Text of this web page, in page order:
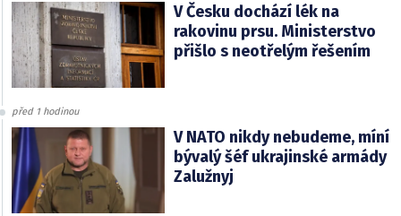
V Česku dochází lék na
rakovinu prsu. Ministerstvo
přišlo s neotřelým řešením
před 1 hodinou
V NATO nikdy nebudeme, míní
bývalý šéf ukrajinské armády
Zalužnyj